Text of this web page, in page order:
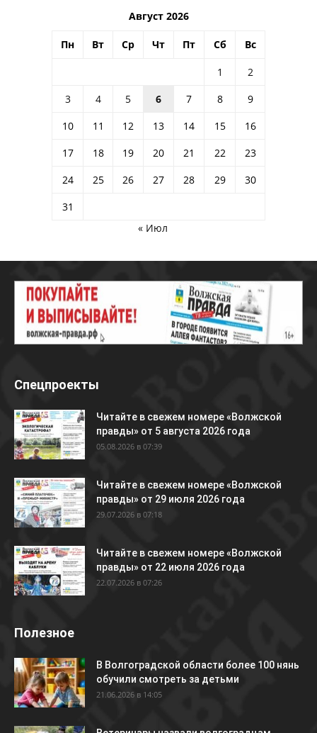
Август 2026
Пн Вт Ср Чт Пт Сб Вс
1
2
3
4 5 6 7 8
9
10
11 12 13 14 15
16
17
18 19 20 21 22
23
24
25 26 27 28 29
30
31
« Июл
Спецпроекты
Читайте в свежем номере «Волжской
правды» от 5 августа 2026 года
05.08.2026 в 07:39
Читайте в свежем номере «Волжской
правды» от 29 июля 2026 года
29.07.2026 в 07:18
Читайте в свежем номере «Волжской
правды» от 22 июля 2026 года
22.07.2026 в 07:26
Полезное
В Волгоградской области более 100 нянь
обучили смотреть за детьми
21.06.2026 в 14:05